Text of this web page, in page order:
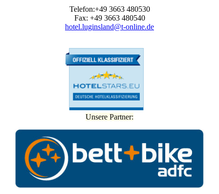
Telefon:+49 3663 480530
Fax: +49 3663 480540
hotel.luginsland@t-online.de
Unsere Partner: